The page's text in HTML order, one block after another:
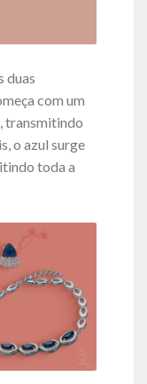
duas
com um
transmitindo
o azul surge
toda a